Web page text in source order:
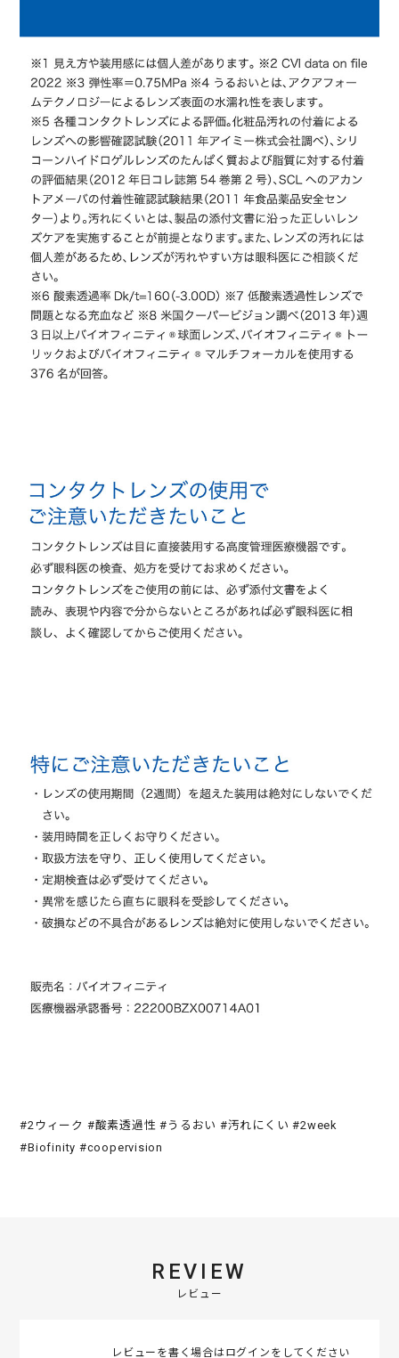
#2ウィーク #酸素透過性 #うるおい #汚れにくい #2week
#Biofinity #coopervision
REVIEW
レビュー
レビューを書く場合はログイン をしてください